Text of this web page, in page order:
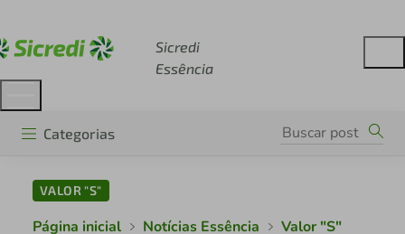
Sicredi
Essência
Categorias
VALOR "S"
Página inicial Notícias Essência Valor "S"